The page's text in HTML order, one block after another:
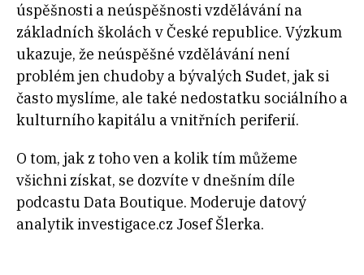
úspěšnosti a neúspěšnosti vzdělávání na
základních školách v České republice. Výzkum
ukazuje, že neúspěšné vzdělávání není
problém jen chudoby a bývalých Sudet, jak si
často myslíme, ale také nedostatku sociálního a
kulturního kapitálu a vnitřních periferií.
O tom, jak z toho ven a kolik tím můžeme
všichni získat, se dozvíte v dnešním díle
podcastu Data Boutique. Moderuje datový
analytik investigace.cz Josef Šlerka.